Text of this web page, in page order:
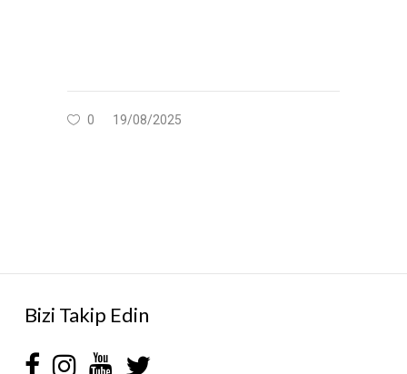
0 19/08/2025
Bizi Takip Edin